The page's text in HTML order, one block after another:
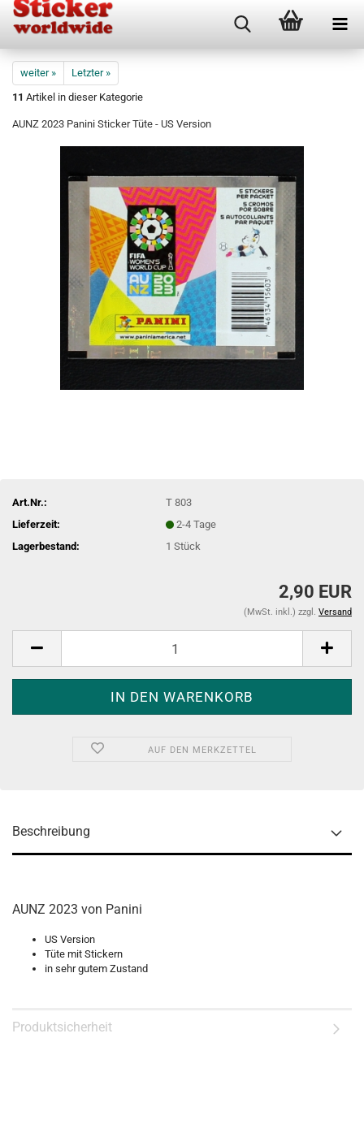
weiter »
Letzter »
11 Artikel in dieser Kategorie
AUNZ 2023 Panini Sticker Tüte - US Version
Art.Nr.:
T 803
Lieferzeit:
2-4 Tage
Lagerbestand:
1Stück
2,90 EUR
(MwSt. inkl.) zzgl. Versand
AUF DEN MERKZETTEL
Beschreibung
AUNZ 2023 von Panini
US Version
Tüte mit Stickern
in sehr gutem Zustand
Produktsicherheit